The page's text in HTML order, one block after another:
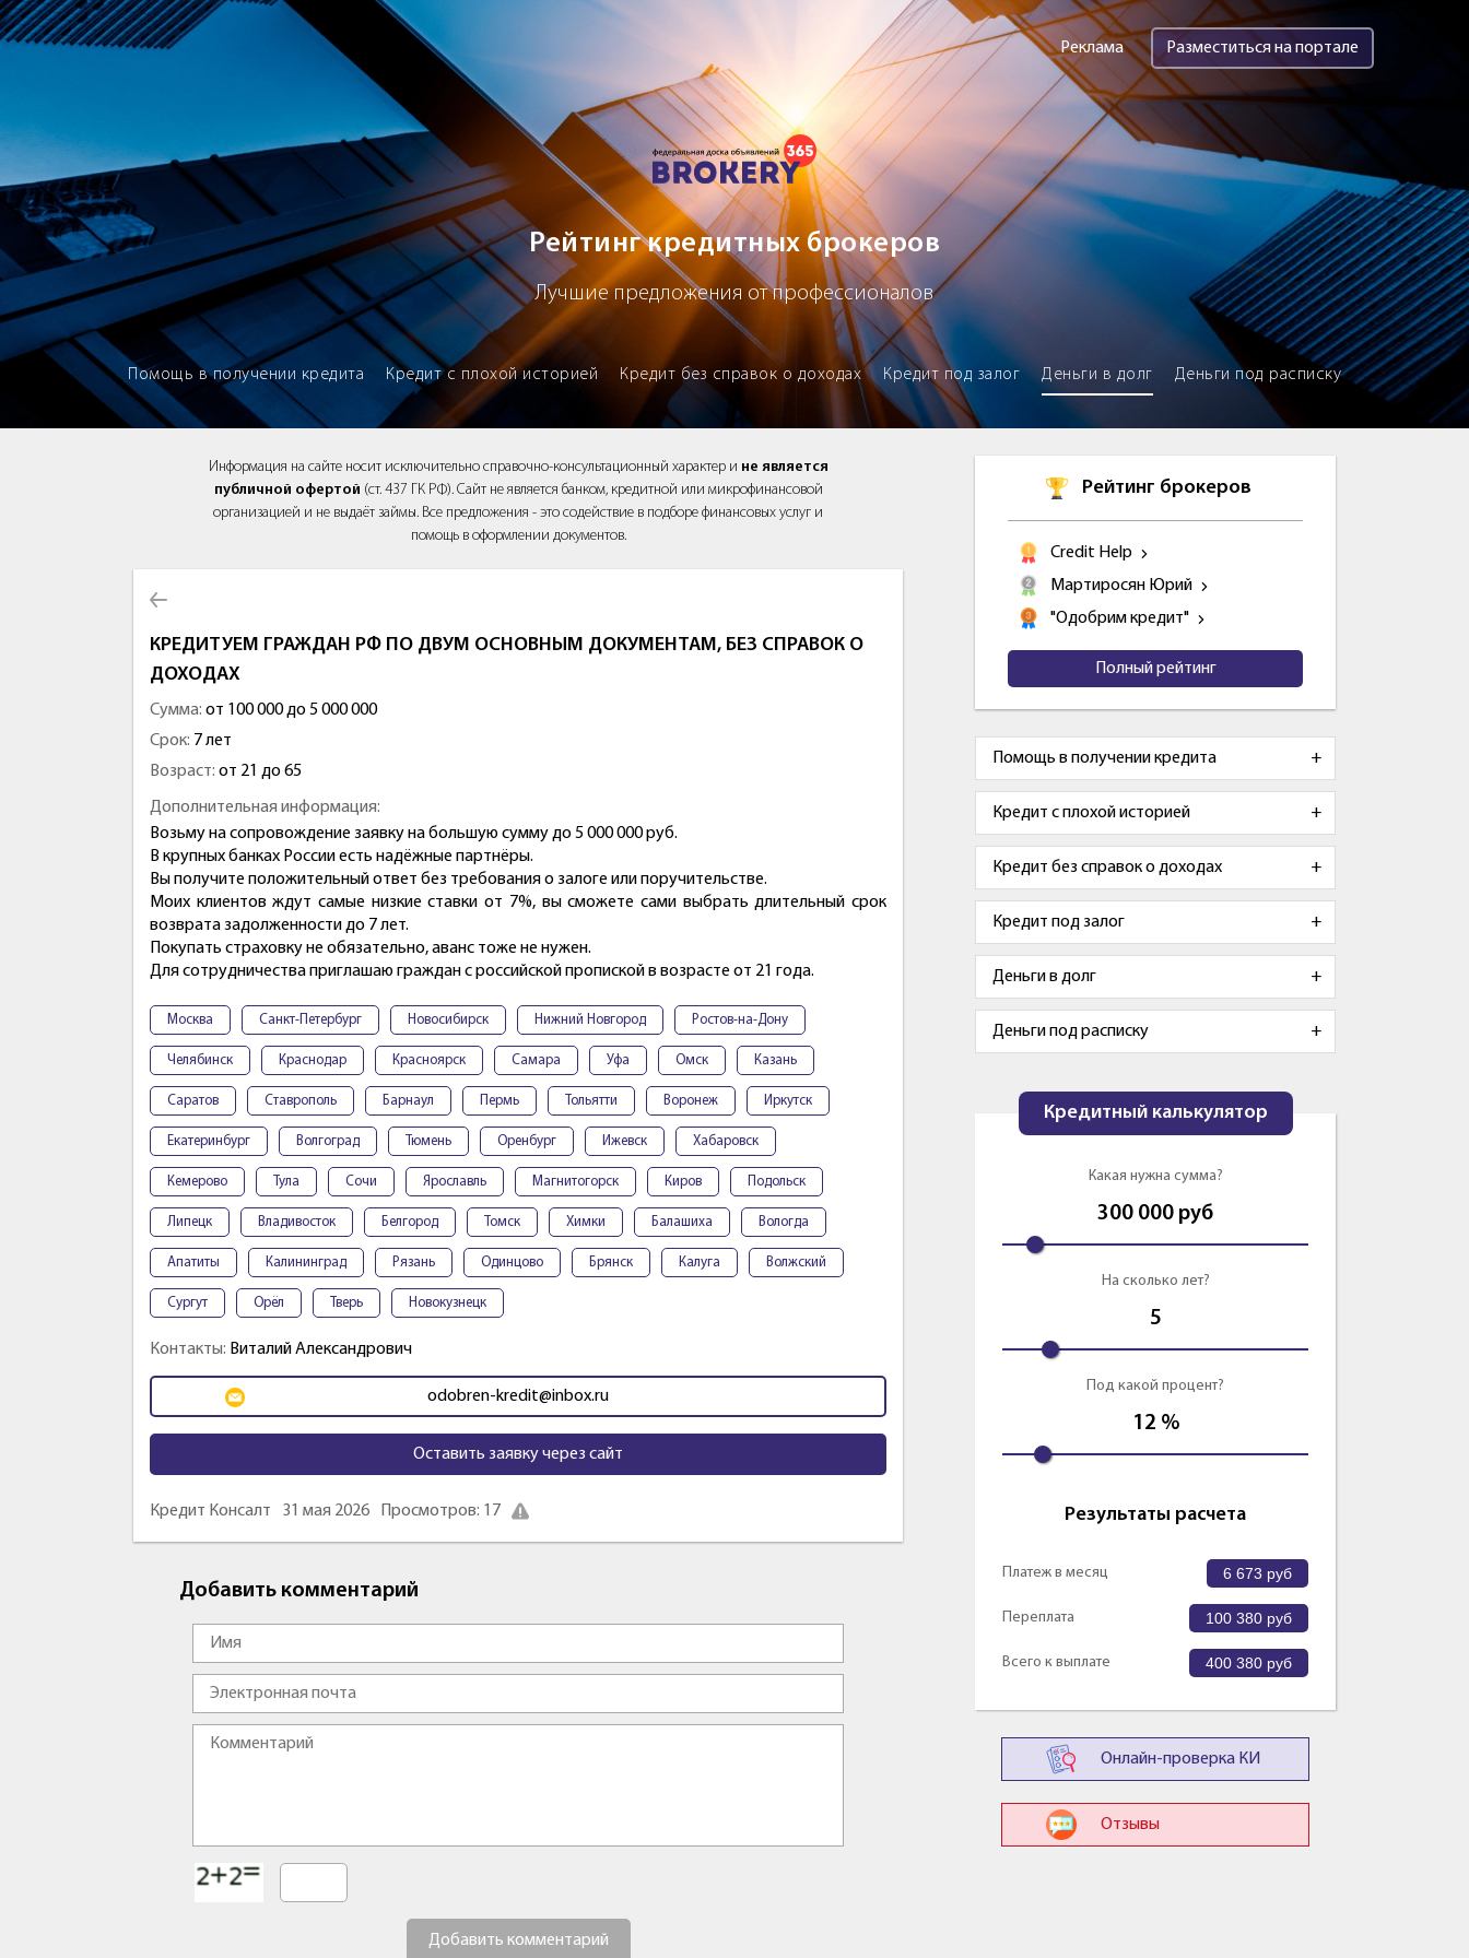
Brokery365 - Рейтинг кредитных брокеров
Реклама Разместиться на портале
Рейтинг кредитных брокеров
Лучшие предложения от профессионалов
Помощь в получении кредита Кредит с плохой историей Кредит без справок о доходах Кредит под залог Деньги в долг Деньги под расписку
Информация на сайте носит исключительно справочно-консультационный характер и не является
публичной офертой (ст. 437 ГК РФ). Сайт не является банком, кредитной или микрофинансовой
организацией и не выдаёт займы. Все предложения - это содействие в подборе финансовых услуг и
помощь в оформлении документов.
КРЕДИТУЕМ ГРАЖДАН РФ ПО ДВУМ ОСНОВНЫМ ДОКУМЕНТАМ, БЕЗ СПРАВОК О
ДОХОДАХ
Сумма: от 100 000 до 5 000 000
Срок: 7 лет
Возраст: от 21 до 65
Дополнительная информация:
Возьму на сопровождение заявку на большую сумму до 5 000 000 руб.
В крупных банках России есть надёжные партнёры.
Вы получите положительный ответ без требования о залоге или поручительстве.
Моих клиентов ждут самые низкие ставки от 7%, вы сможете сами выбрать длительный срок
возврата задолженности до 7 лет.
Покупать страховку не обязательно, аванс тоже не нужен.
Для сотрудничества приглашаю граждан с российской пропиской в возрасте от 21 года.
Москва Санкт-Петербург Новосибирск Нижний Новгород Ростов-на-Дону
Челябинск Краснодар Красноярск Самара Уфа Омск Казань
Саратов Ставрополь Барнаул Пермь Тольятти Воронеж Иркутск
Екатеринбург Волгоград Тюмень Оренбург Ижевск Хабаровск
Кемерово Тула Сочи Ярославль Магнитогорск Киров Подольск
Липецк Владивосток Белгород Томск Химки Балашиха Вологда
Апатиты Калининград Рязань Одинцово Брянск Калуга Волжский
Сургут Орёл Тверь Новокузнецк
Контакты: Виталий Александрович
odobren-kredit@inbox.ru
Оставить заявку через сайт
Кредит Консалт 31 мая 2026 Просмотров: 17
Добавить комментарий
Добавить комментарий
Рейтинг брокеров
Credit Help
Мартиросян Юрий
"Одобрим кредит"
Полный рейтинг
Помощь в получении кредита
Кредит с плохой историей
Кредит без справок о доходах
Кредит под залог
Деньги в долг
Деньги под расписку
Кредитный калькулятор
Какая нужна сумма?
300 000 руб
На сколько лет?
5
Под какой процент?
12 %
Результаты расчета
Платеж в месяц 6 673 руб
Переплата 100 380 руб
Всего к выплате 400 380 руб
Онлайн-проверка КИ
Отзывы